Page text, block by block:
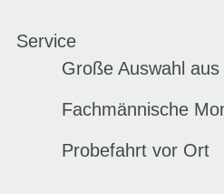
Service
Große Auswahl
Fachmännische
Probefahrt vor Ort